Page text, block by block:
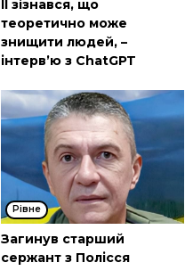
ІІ зізнався, що
теоретично може
знищити людей, –
інтерв’ю з ChatGPT
Рівне
Загинув старший
сержант з Полісся